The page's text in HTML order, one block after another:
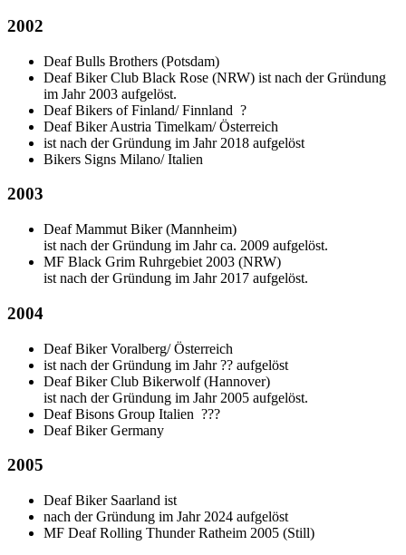
2002
Deaf Bulls Brothers (Potsdam)
Deaf Biker Club Black Rose (NRW) ist nach der Gründung
im Jahr 2003 aufgelöst.
Deaf Bikers of Finland/ Finnland ?
Deaf Biker Austria Timelkam/ Österreich
ist nach der Gründung im Jahr 2018 aufgelöst
Bikers Signs Milano/ Italien
2003
Deaf Mammut Biker (Mannheim)
ist nach der Gründung im Jahr ca. 2009 aufgelöst.
MF Black Grim Ruhrgebiet 2003 (NRW)
ist nach der Gründung im Jahr 2017 aufgelöst.
2004
Deaf Biker Voralberg/ Österreich
ist nach der Gründung im Jahr ?? aufgelöst
Deaf Biker Club Bikerwolf (Hannover)
ist nach der Gründung im Jahr 2005 aufgelöst.
Deaf Bisons Group Italien ???
Deaf Biker Germany
2005
Deaf Biker Saarland ist
nach der Gründung im Jahr 2024 aufgelöst
MF Deaf Rolling Thunder Ratheim 2005 (Still)